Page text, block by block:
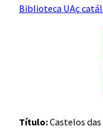
Biblioteca UAç
Título:Castelos